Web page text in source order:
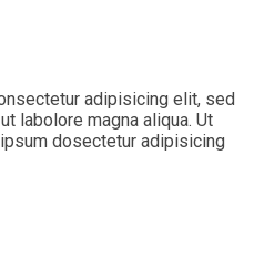
adipisicing elit, sed
labolore magna aliqua. Ut
dosectetur adipisicing